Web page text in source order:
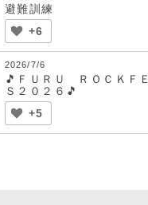
避難訓練
+6
2026/7/6
🎵ＦＵＲＵ ＲＯＣＫＦＥ
Ｓ２０２６🎵
+5